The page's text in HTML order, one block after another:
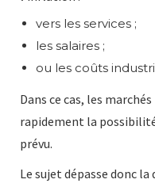
vers les services ;
les salaires ;
ou les coûts
Dans ce cas, les
rapidement la possibilité
prévu.
Le sujet dépasse donc